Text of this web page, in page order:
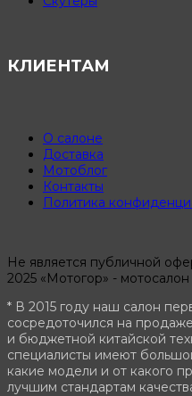
КЛИЕНТАМ
О салоне
Доставка
Мотоблог
Контакты
Политика
Не является публичной
2025 «Мотогор» -
* В 2015 году наш салон
сосредоточился на
и бюджетной китайской
специалисты имеют
какие модели и от какого
лучшим стандартам